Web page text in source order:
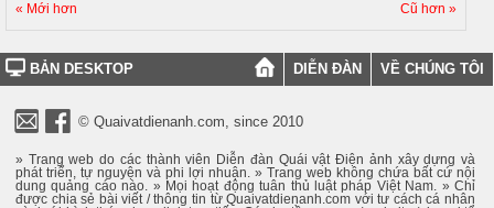
« Mới hơn Cũ hơn »
BẢN DESKTOP DIỄN ĐÀN VỀ CHÚNG TÔI
© Quaivatdienanh.com, since 2010
» Trang web do các thành viên Diễn đàn Quái vật Điện ảnh xây dựng và
phát triển, tự nguyện và phi lợi nhuận. » Trang web không chứa bất cứ nội
dung quảng cáo nào. » Mọi hoạt động tuân thủ luật pháp Việt Nam. » Chỉ
được chia sẻ bài viết / thông tin từ Quaivatdienanh.com với tư cách cá nhân